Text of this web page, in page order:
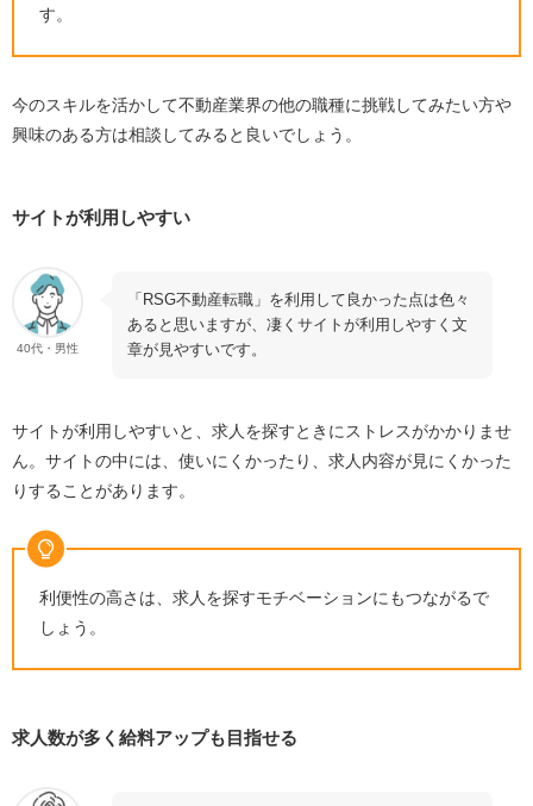
す。
今のスキルを活かして不動産業界の他の職種に挑戦してみたい方や
興味のある方は相談してみると良いでしょう。
サイトが利用しやすい
40代・男性
「 RSG不動産転職」を利用して良かった点は色々
あると思いますが、凄くサイトが利用しやすく文
章が見やすいです。
サイトが利用しやすいと、求人を探すときにストレスがかかりませ
ん。サイトの中には、使いにくかったり、求人内容が見にくかった
りすることがあります。
利便性の高さは、求人を探すモチベーションにもつながるで
しょう。
求人数が多く給料アップも目指せる